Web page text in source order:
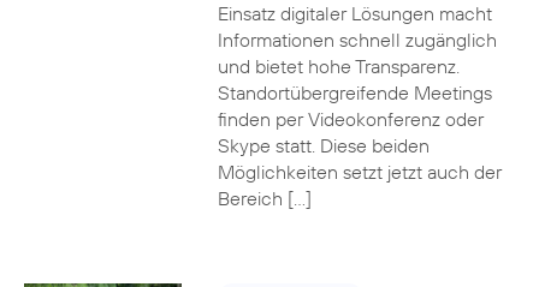
Einsatz digitaler Lösungen macht
Informationen schnell zugänglich
und bietet hohe Transparenz.
Standortübergreifende Meetings
finden per Videokonferenz oder
Skype statt. Diese beiden
Möglichkeiten setzt jetzt auch der
Bereich […]